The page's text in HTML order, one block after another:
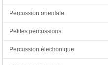
Percussion orientale
Petites percussions
Percussion électronique